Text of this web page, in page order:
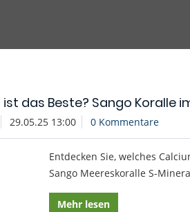
das Beste? Sango Koralle
29.05.25 13:00 0 Kommentare
Entdecken Sie, welches
Sango Meereskoralle S-
Mehr lesen